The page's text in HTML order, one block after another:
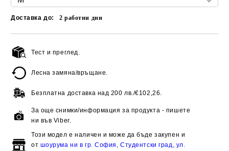
Доставка до: 2работни дни
Тест и преглед.
Лесна замяна/връщане.
Безплатна доставка над 200 лв./€102,26.
За още снимки/информация за продукта - пишете
ни във Viber.
Този модел е наличен и може да бъде закупен и
от шоурума ни в гр. София, Студентски град, ул.